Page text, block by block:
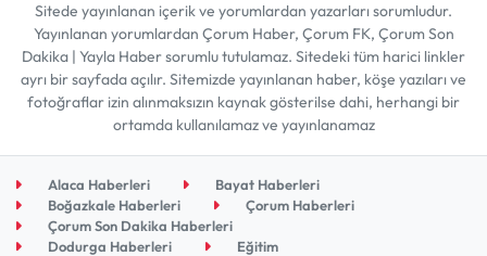
Sitede yayınlanan içerik ve yorumlardan yazarları sorumludur.
Yayınlanan yorumlardan Çorum Haber, Çorum FK, Çorum Son
Dakika | Yayla Haber sorumlu tutulamaz. Sitedeki tüm harici linkler
ayrı bir sayfada açılır. Sitemizde yayınlanan haber, köşe yazıları ve
fotoğraflar izin alınmaksızın kaynak gösterilse dahi, herhangi bir
ortamda kullanılamaz ve yayınlanamaz
Alaca Haberleri
Bayat Haberleri
Boğazkale Haberleri
Çorum Haberleri
Çorum Son Dakika Haberleri
Dodurga Haberleri
Eğitim